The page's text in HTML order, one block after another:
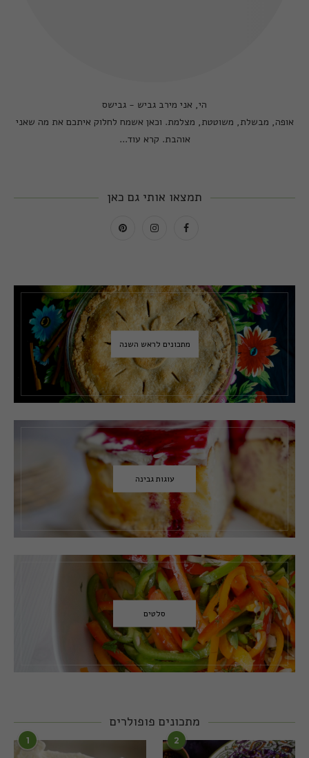
הי, אני מירב גביש - גבישס
אופה, מבשלת, משוטטת, מצלמת. וכאן אשמח לחלוק איתכם את מה שאני
אוהבת. קרא עוד...
תמצאו אותי גם כאן
מתכונים לראש השנה
עוגות גבינה
סלטים
מתכונים פופולרים
1 2